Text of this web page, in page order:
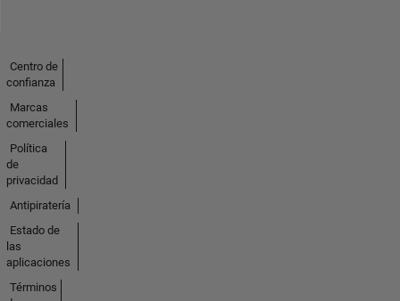
Centro de
confianza
Marcas
comerciales
Política
de
privacidad
Antipiratería
Estado de
las
aplicaciones
Términos